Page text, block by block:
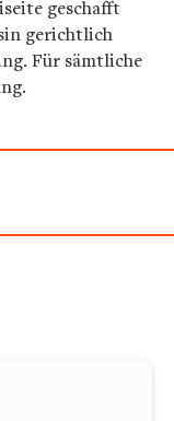
geschafft
gerichtlich
Für sämtliche